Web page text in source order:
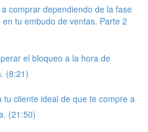
comprar dependiendo de la fase
tu embudo de ventas. Parte 2
el bloqueo a la hora de
(8:21)
tu cliente ideal de que te compre a
(21:50)